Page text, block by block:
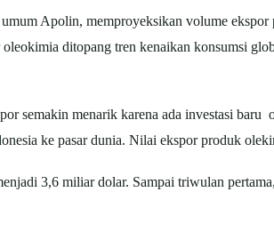
Apolin, memproyeksikan volume
ditopang tren kenaikan konsumsi
semakin menarik karena ada investasi
ke pasar dunia. Nilai ekspor produk
3,6 miliar dolar. Sampai triwulan